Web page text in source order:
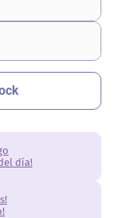
día!